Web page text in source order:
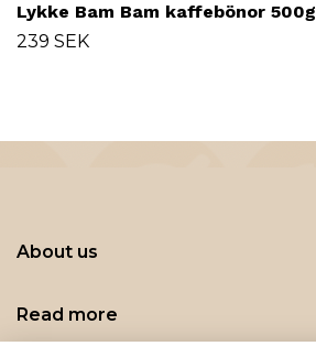
Lykke Bam Bam kaffebönor 500g
239 SEK
About us
Read more